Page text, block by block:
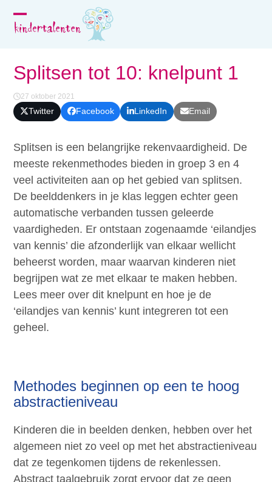
Open
menu
Close
menu
Splitsen tot 10: knelpunt 1
27 oktober 2021
Twitter Facebook LinkedIn Email
Splitsen is een belangrijke rekenvaardigheid. De
meeste rekenmethodes bieden in groep 3 en 4
veel activiteiten aan op het gebied van splitsen.
De beelddenkers in je klas leggen echter geen
automatische verbanden tussen geleerde
vaardigheden. Er ontstaan zogenaamde ‘eilandjes
van kennis’ die afzonderlijk van elkaar wellicht
beheerst worden, maar waarvan kinderen niet
begrijpen wat ze met elkaar te maken hebben.
Lees meer over dit knelpunt en hoe je de
‘eilandjes van kennis’ kunt integreren tot een
geheel.
Methodes beginnen op een te hoog
abstractieniveau
Kinderen die in beelden denken, hebben over het
algemeen niet zo veel op met het abstractieniveau
dat ze tegenkomen tijdens de rekenlessen.
Abstract taalgebruik zorgt ervoor dat ze geen